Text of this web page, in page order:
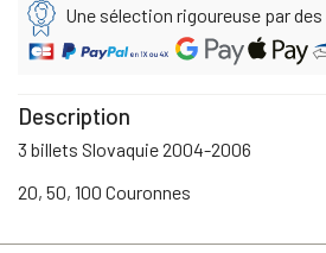
Une sélection rigoureuse par
Description
3 billets Slovaquie 2004-2006
20, 50, 100 Couronnes